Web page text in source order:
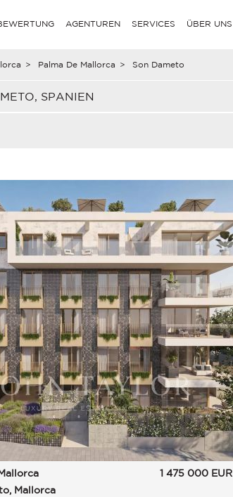
AGENTUREN SERVICES ÜBER UNS
> Palma De Mallorca > Son Dameto
SPANIEN
Mallorca
1 475 000 EUR